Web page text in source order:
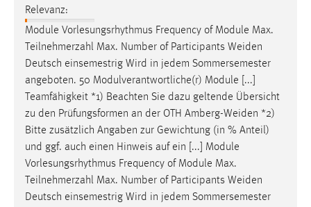
Relevanz:
Module Vorlesungsrhythmus Frequency of Module Max.
Teilnehmerzahl Max. Number of Participants Weiden
Deutsch einsemestrig Wird in jedem Sommersemester
angeboten. 50 Modulverantwortliche(r) Module [...]
Teamfähigkeit *1) Beachten Sie dazu geltende Übersicht
zu den Prüfungsformen an der OTH Amberg-Weiden *2)
Bitte zusätzlich Angaben zur Gewichtung (in % Anteil)
und ggf. auch einen Hinweis auf ein [...] Module
Vorlesungsrhythmus Frequency of Module Max.
Teilnehmerzahl Max. Number of Participants Weiden
Deutsch einsemestrig Wird in jedem Sommersemester